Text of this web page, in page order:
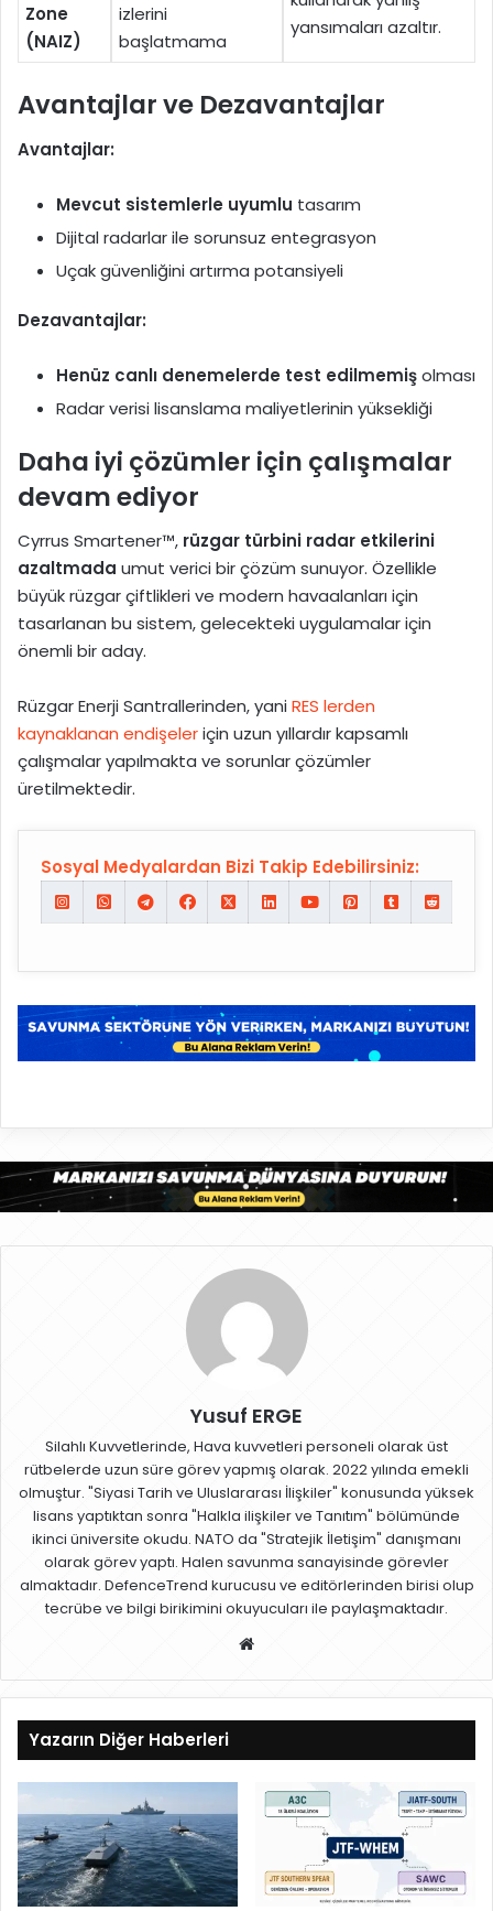
Zone
(NAIZ)
izlerini
başlatmama
yansımaları azaltır.
Avantajlar ve Dezavantajlar
Avantajlar:
Mevcut sistemlerle uyumlu tasarım
Dijital radarlar ile sorunsuz entegrasyon
Uçak güvenliğini artırma potansiyeli
Dezavantajlar:
Henüz canlı denemelerde test edilmemişolması
Radar verisi lisanslama maliyetlerinin yüksekliği
Daha iyi çözümler için çalışmalar
devam ediyor
Cyrrus Smartener™, rüzgar türbini radar etkilerini
azaltmada umut verici bir çözüm sunuyor. Özellikle
büyük rüzgar çiftlikleri ve modern havaalanları için
tasarlanan bu sistem, gelecekteki uygulamalar için
önemli bir aday.
Rüzgar Enerji Santrallerinden, yaniRES lerden
kaynaklanan endişeleriçin uzun yıllardır kapsamlı
çalışmalar yapılmakta ve sorunlar çözümler
üretilmektedir.
Sosyal Medyalardan Bizi Takip Edebilirsiniz:
Yusuf ERGE
Silahlı Kuvvetlerinde, Hava kuvvetleri personeli olarak üst
rütbelerde uzun süre görev yapmış olarak. 2022 yılında emekli
olmuştur. "Siyasi Tarih ve Uluslararası İlişkiler" konusunda yüksek
lisans yaptıktan sonra "Halkla ilişkiler ve Tanıtım" bölümünde
ikinci üniversite okudu. NATO da "Stratejik İletişim" danışmanı
olarak görev yaptı. Halen savunma sanayisinde görevler
almaktadır. DefenceTrend kurucusu ve editörlerinden birisi olup
tecrübe ve bilgi birikimini okuyucuları ile paylaşmaktadır.
sit
esi
Yazarın Diğer Haberleri